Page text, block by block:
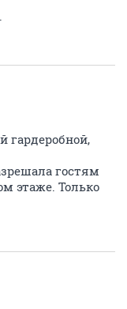
гардеробной,
гостям
этаже. Только